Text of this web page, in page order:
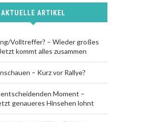
AKTUELLE ARTIKEL
Volltreffer? – Wieder großes
kommt alles zusammen
– Kurz vor Rallye?
Moment –
genaueres Hinsehen lohnt